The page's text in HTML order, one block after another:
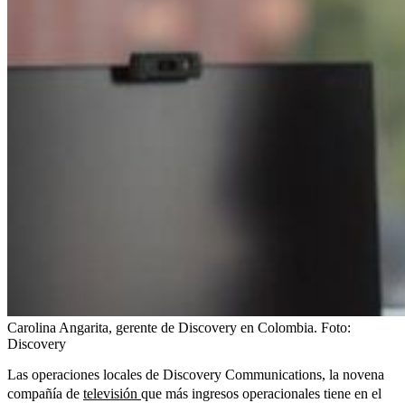
Carolina Angarita, gerente de Discovery en Colombia. Foto:
Discovery
Las operaciones locales de Discovery Communications, la novena
compañía de televisión que más ingresos operacionales tiene en el